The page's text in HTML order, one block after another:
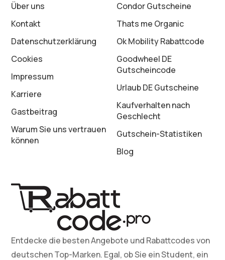
Über uns
Kontakt
Datenschutz­erklärung
Cookies
Impressum
Karriere
Gastbeitrag
Warum Sie uns vertrauen
können
Condor Gutscheine
Thats me Organic
Ok Mobility Rabattcode
Goodwheel DE
Gutscheincode
Urlaub DE Gutscheine
Kaufverhalten nach
Geschlecht
Gutschein-Statistiken
Blog
Entdecke die besten Angebote und Rabattcodes von
deutschen Top-Marken. Egal, ob Sie ein Student, ein